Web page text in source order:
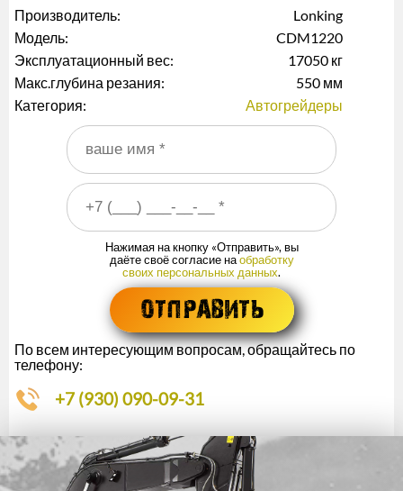
Производитель:
Lonking
Модель:
CDM1220
Эксплуатационный вес:
17050 кг
Макс.глубина резания:
550 мм
Категория:
Автогрейдеры
Ваше имя
Ваш номер телефона
Нажимая на кнопку «Отправить», вы
даёте своё согласие наобработку
своих персональных данных.
По всем интересующим вопросам, обращайтесь по
телефону:
+7 (930) 090-09-31